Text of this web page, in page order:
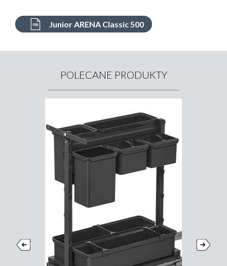
Junior ARENA Classic 500
POLECANE PRODUKTY